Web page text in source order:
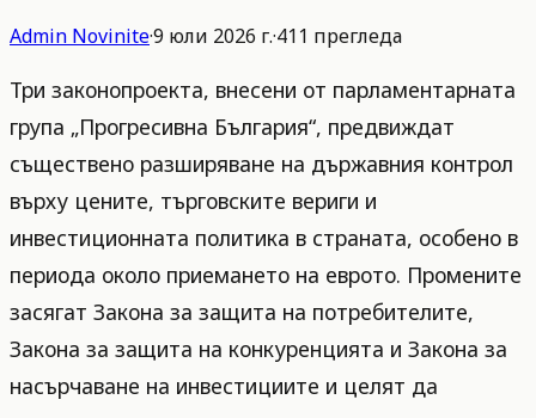
Admin Novinite·9 юли 2026 г.·411 прегледа
Три законопроекта, внесени от парламентарната
група „Прогресивна България“, предвиждат
съществено разширяване на държавния контрол
върху цените, търговските вериги и
инвестиционната политика в страната, особено в
периода около приемането на еврото. Промените
засягат Закона за защита на потребителите,
Закона за защита на конкуренцията и Закона за
насърчаване на инвестициите и целят да